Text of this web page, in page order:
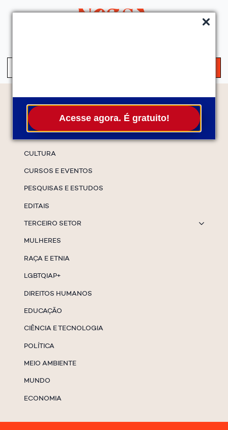
Acesse agora. É gratuito!
Temas
CULTURA
CURSOS E EVENTOS
PESQUISAS E ESTUDOS
EDITAIS
TERCEIRO SETOR
MULHERES
RAÇA E ETNIA
LGBTQIAP+
DIREITOS HUMANOS
EDUCAÇÃO
CIÊNCIA E TECNOLOGIA
POLÍTICA
MEIO AMBIENTE
MUNDO
ECONOMIA